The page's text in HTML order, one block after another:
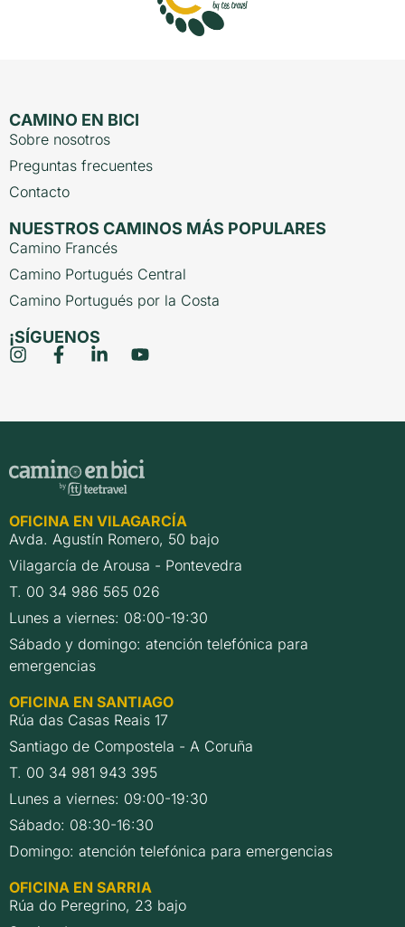
CAMINO EN BICI
Sobre nosotros
Preguntas frecuentes
Contacto
NUESTROS CAMINOS MÁS POPULARES
Camino Francés
Camino Portugués Central
Camino Portugués por la Costa
¡SÍGUENOS
OFICINA EN VILAGARCÍA
Avda. Agustín Romero, 50 bajo
Vilagarcía de Arousa - Pontevedra
T. 00 34 986 565 026
Lunes a viernes: 08:00-19:30
Sábado y domingo: atención telefónica para
emergencias
OFICINA EN SANTIAGO
Rúa das Casas Reais 17
Santiago de Compostela - A Coruña
T. 00 34 981 943 395
Lunes a viernes: 09:00-19:30
Sábado: 08:30-16:30
Domingo: atención telefónica para emergencias
OFICINA EN SARRIA
Rúa do Peregrino, 23 bajo